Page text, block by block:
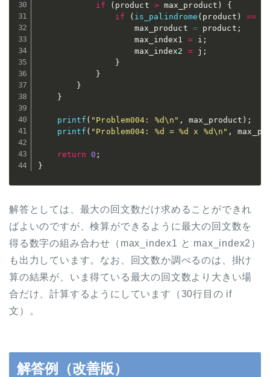
if
( product > max_product )
{
if
( is_palindrome ( product ) ==
					max_product
= product ;
					max_index1
= i ;
					max_index2
= j ;
}
}
}
}
printf ( "Problem004: %d\n" , max_product ) ;
printf ( "Problem004: %d = %d x %d\n" ,
return 0 ;
}
解答としては、最大の回文数だけ求めることができれ
ばよいのですが、検算ができるように最大の回文数を
得る数字の組み合わせ（max_index1 と max_index2）
も出力しています。なお、回文数か調べるのは、掛け
算の結果が、いま得ている最大の回文数より大きい場
合だけ、計算するようにしています（30行目の if
文）。
解答例（改善版）